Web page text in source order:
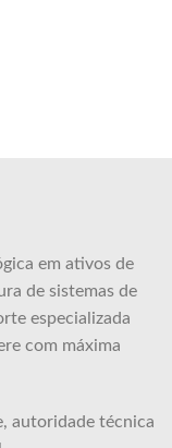
em ativos de
de sistemas de
especializada
com máxima
autoridade técnica